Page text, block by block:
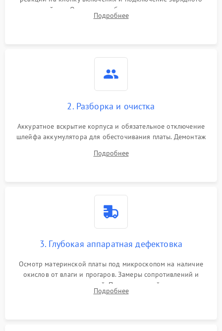
устройства. Оценка потребления тока с помощью
лабораторного блока питания для локализации проблемы.
Подробнее
2. Разборка и очистка
Аккуратное вскрытие корпуса и обязательное отключение
шлейфа аккумулятора для обесточивания платы. Демонтаж
высохшей термопасты с кристаллов чипов.
Подробнее
3. Глубокая аппаратная дефектовка
Осмотр материнской платы под микроскопом на наличие
окислов от влаги и прогаров. Замеры сопротивлений и
дежурных напряжений. Проверка цепей питания,
мультиконтроллера, процессора и видеочипа.
Подробнее